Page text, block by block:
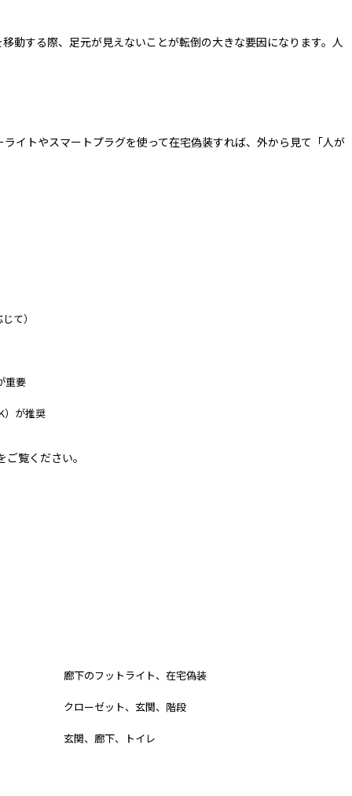
動する際、足元が見えないことが転倒の大きな要因になります。人
イトやスマートプラグを使って在宅偽装すれば、外から見て「人が
て）
重要
）が推奨
ご覧ください。
廊下のフットライト、在宅偽装
クローゼット、玄関、階段
玄関、廊下、トイレ